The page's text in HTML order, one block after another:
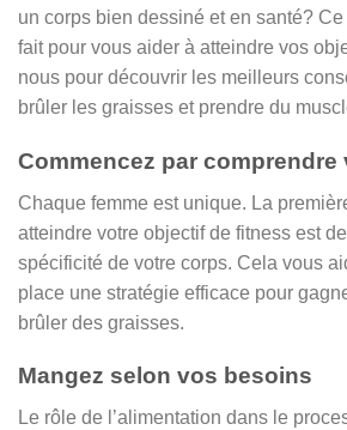
un corps bien dessiné et en santé?
fait pour vous aider à atteindre vos
nous pour découvrir les meilleurs
brûler les graisses et prendre du
Commencez par comprendre
Chaque femme est unique. La
atteindre votre objectif de fitness est
spécificité de votre corps. Cela vous
place une stratégie efficace pour
brûler des graisses.
Mangez selon vos besoins
Le rôle de l’alimentation dans le